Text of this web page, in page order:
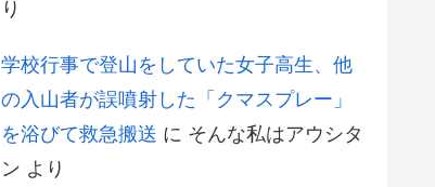
り
学校行事で登山をしていた女子高生、他
の入山者が誤噴射した「クマスプレー」
を浴びて救急搬送 に そんな私はアウシタ
ン より